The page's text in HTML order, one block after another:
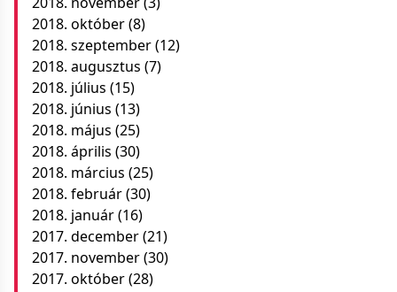
2018. október(8)
2018. szeptember(12)
2018. augusztus (7)
2018. július (15)
2018. június (13)
2018. május (25)
2018. április (30)
2018. március (25)
2018. február(30)
2018. január(16)
2017. december(21)
2017. november(30)
2017. október(28)